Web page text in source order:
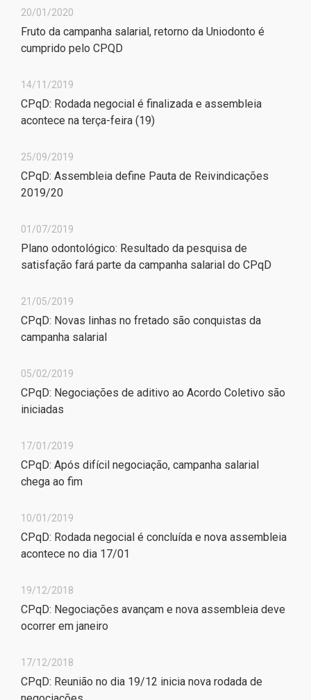
20/01/2020
Fruto da campanha salarial, retorno da Uniodonto é
cumprido pelo CPQD
14/11/2019
CPqD: Rodada negocial é finalizada e assembleia
acontece na terça-feira (19)
25/09/2019
CPqD: Assembleia define Pauta de Reivindicações
2019/20
01/07/2019
Plano odontológico: Resultado da pesquisa de
satisfação fará parte da campanha salarial do CPqD
21/05/2019
CPqD: Novas linhas no fretado são conquistas da
campanha salarial
05/02/2019
CPqD: Negociações de aditivo ao Acordo Coletivo são
iniciadas
17/01/2019
CPqD: Após difícil negociação, campanha salarial
chega ao fim
10/01/2019
CPqD: Rodada negocial é concluída e nova assembleia
acontece no dia 17/01
19/12/2018
CPqD: Negociações avançam e nova assembleia deve
ocorrer em janeiro
17/12/2018
CPqD: Reunião no dia 19/12 inicia nova rodada de